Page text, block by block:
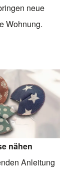
neue
Wohnung.
nähen
Anleitung